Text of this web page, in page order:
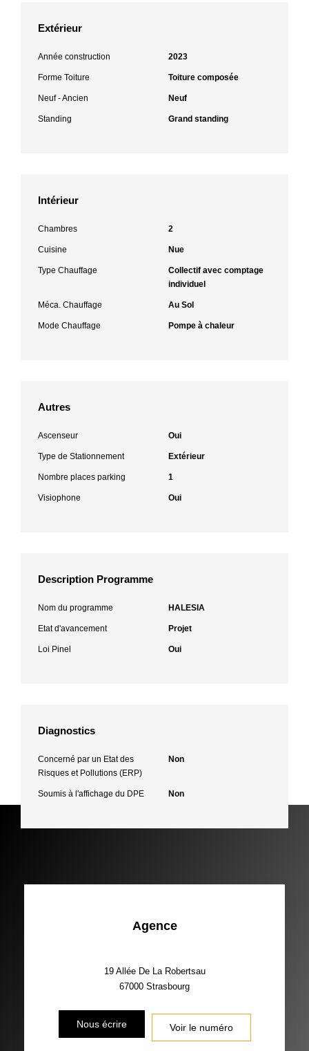
Extérieur
Année construction 2023
Forme Toiture Toiture composée
Neuf - Ancien Neuf
Standing Grand standing
Intérieur
Chambres 2
Cuisine Nue
Type Chauffage
Collectif avec comptage
individuel
Méca. Chauffage Au Sol
Mode Chauffage Pompe à chaleur
Autres
Ascenseur Oui
Type de Stationnement Extérieur
Nombre places parking 1
Visiophone Oui
Description Programme
Nom du programme HALESIA
Etat d'avancement Projet
Loi Pinel Oui
Diagnostics
Concerné par un Etat des
Risques et Pollutions (ERP)
Non
Soumis à l'affichage du DPE Non
Agence
19 Allée De La Robertsau
67000 Strasbourg
Nous écrire Voir le numéro